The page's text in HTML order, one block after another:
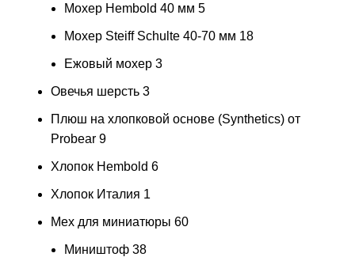
Мохер Hembold 40 мм 5
Мохер Steiff Schulte 40-70 мм 18
Ежовый мохер 3
Овечья шерсть 3
Плюш на хлопковой основе (Synthetics) от
Probear 9
Хлопок Hembold 6
Хлопок Италия 1
Мех для миниатюры 60
Миништоф 38